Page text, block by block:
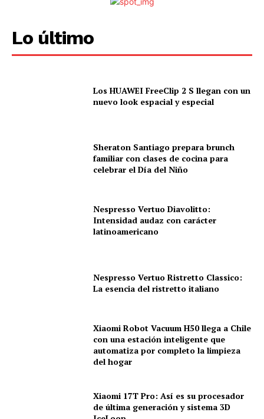
Lo último
Los HUAWEI FreeClip 2 S llegan con un
nuevo look espacial y especial
Sheraton Santiago prepara brunch
familiar con clases de cocina para
celebrar el Día del Niño
Nespresso Vertuo Diavolitto:
Intensidad audaz con carácter
latinoamericano
Nespresso Vertuo Ristretto Classico:
La esencia del ristretto italiano
Xiaomi Robot Vacuum H50 llega a Chile
con una estación inteligente que
automatiza por completo la limpieza
del hogar
Xiaomi 17T Pro: Así es su procesador
de última generación y sistema 3D